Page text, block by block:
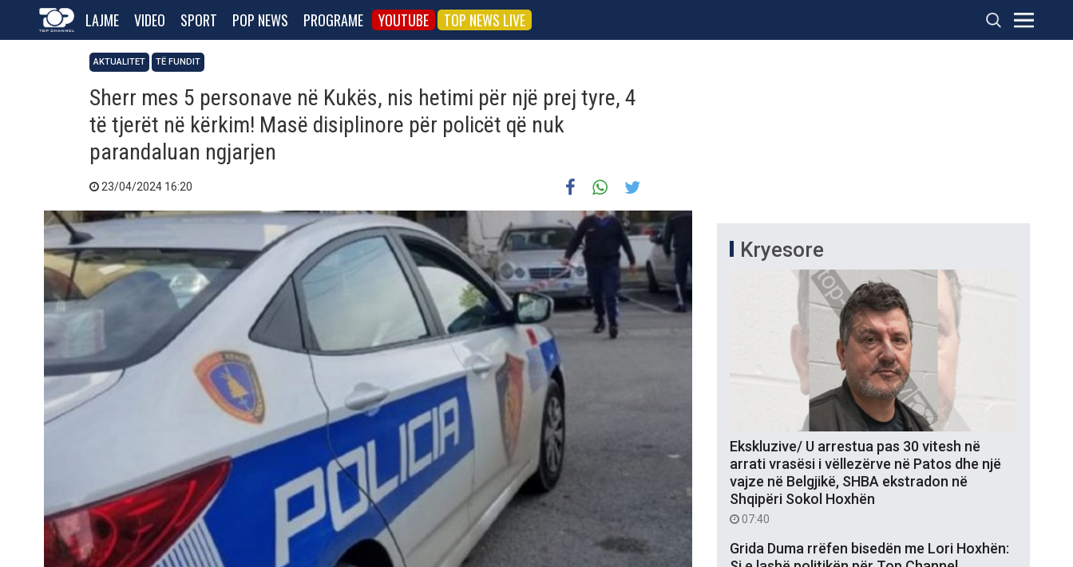
LAJME VIDEO SPORT POP NEWS PROGRAME YOUTUBE TOP NEWS LIVE
AKTUALITET TË FUNDIT
Sherr mes 5 personave në Kukës, nis hetimi për një prej tyre, 4
të tjerët në kërkim! Masë disiplinore për policët që nuk
parandaluan ngjarjen
23/04/2024 16:20
Kryesore
Ekskluzive/ U arrestua pas 30 vitesh në
arrati vrasësi i vëllezërve në Patos dhe një
vajze në Belgjikë, SHBA ekstradon në
Shqipëri Sokol Hoxhën
07:40
Grida Duma rrëfen bisedën me Lori Hoxhën: